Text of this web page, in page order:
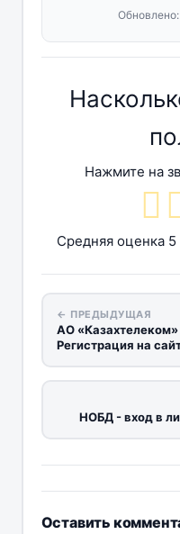
Обновлено:
Нажмите на
Средняя оценка 5
← ПРЕДЫДУЩАЯ
АО
Регистрация на
НОБД - вход в
Оставить